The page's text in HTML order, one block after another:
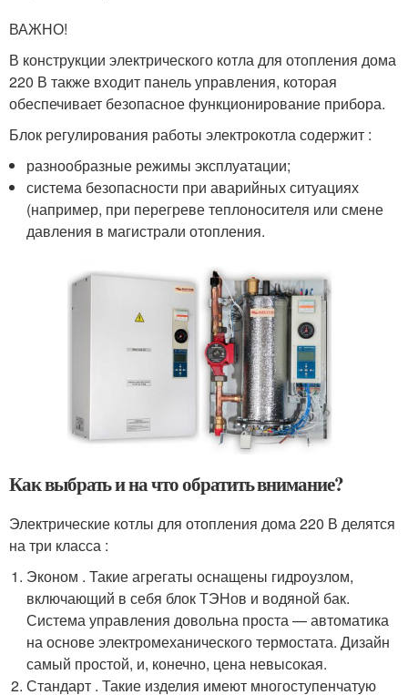
ВАЖНО!
В конструкции электрического котла для отопления дома
220 В также входит панель управления, которая
обеспечивает безопасное функционирование прибора.
Блок регулирования работы электрокотла содержит :
разнообразные режимы эксплуатации;
система безопасности при аварийных ситуациях
(например, при перегреве теплоносителя или смене
давления в магистрали отопления.
Как выбрать и на что обратить внимание?
Электрические котлы для отопления дома 220 В делятся
на три класса :
Эконом . Такие агрегаты оснащены гидроузлом,
включающий в себя блок ТЭНов и водяной бак.
Система управления довольна проста — автоматика
на основе электромеханического термостата. Дизайн
самый простой, и, конечно, цена невысокая.
Стандарт . Такие изделия имеют многоступенчатую